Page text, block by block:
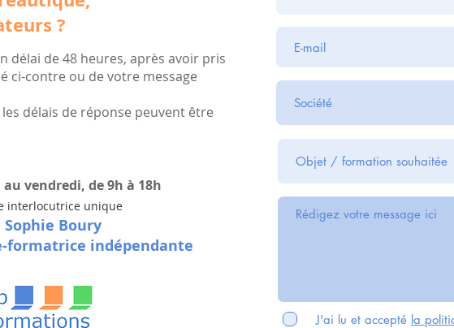
?
délai de 48 heures, après avoir pris
ci-contre ou de votre message
délais de réponse peuvent être
vendredi, de 9h à 18h
interlocutrice unique
Sophie Boury
formatrice indépendante
J'ai lu et accepté la